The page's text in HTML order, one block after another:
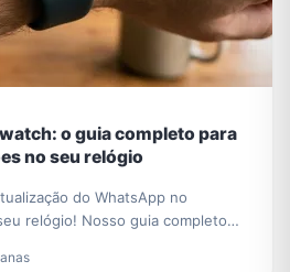
o guia completo para
no seu relógio
do WhatsApp no
relógio! Nosso guia completo